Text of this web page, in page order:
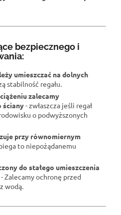
bezpiecznego i
umieszczać na dolnych
stabilność regału.
zalecamy
ściany- zwłaszcza jeśli regał
o podwyższonych
przy równomiernym
to niepożądanemu
do stałego umieszczenia
- Zalecamy ochronę przed
wodą.